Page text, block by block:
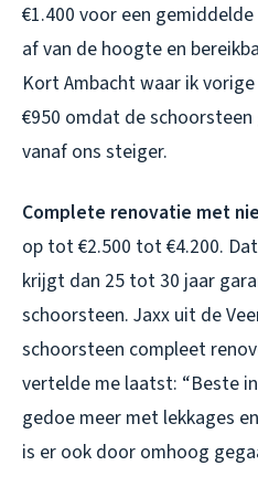
€1.400 voor een
af van de hoogte en
Kort Ambacht waar ik
€950 omdat de
vanaf ons steiger.
Complete renovatie met
op tot €2.500 tot €4.200.
krijgt dan 25 tot 30 jaar
schoorsteen. Jaxx uit de
schoorsteen compleet
vertelde me laatst: “Beste
gedoe meer met lekkages
is er ook door omhoog